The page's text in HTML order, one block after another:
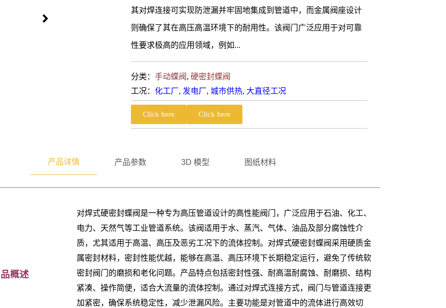
其对焊连接可实现防泄漏并牢固地集成到管道中，而金属阀座设计
则确保了其在高压高温环境下的耐用性。该阀门广泛应用于对可靠
性要求极高的应用领域，例如...
分类：手动蝶阀 , 硬密封蝶阀
工况：化工厂, 发电厂, 城市供热, 大直径工况
Click here Click here
产品详情 产品参数 3D 模型 图纸材料
概述
对焊式硬密封蝶阀是一种专为高压管道设计的高性能阀门，广泛应用于石油、化工、
电力、天然气等工业管道系统。该阀适用于水、蒸汽、气体、油品及部分腐蚀性介
质，尤其适用于高温、高压及恶劣工况下的流体控制。对焊式硬密封蝶阀采用硬质金
属密封材料，密封性能优越，能够在高温、高压环境下长期稳定运行，避免了传统软
密封阀门的磨损和老化问题。产品特点包括密封性强、耐高温耐腐蚀、耐磨损、结构
紧凑、操作简便，适合大流量的流体控制。通过对焊式连接方式，阀门与管道连接更
加紧密，确保系统稳定性，减少泄漏风险。主要功能是对管道中的流体进行高效切